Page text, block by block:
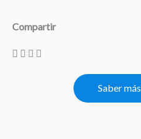
Compartir
Saber más